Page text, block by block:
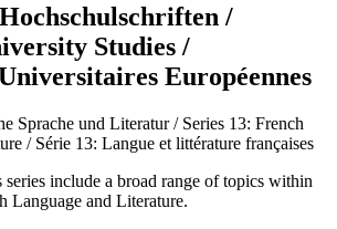
/
Studies /
Européennes
Sprache und Literatur / Series 13: French
/ Série 13: Langue et littérature françaises
include a broad range of topics within
Language and Literature.